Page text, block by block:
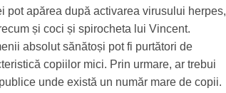
pot apărea după activarea virusului herpes,
și coci și spirocheta lui Vincent.
absolut sănătoși pot fi purtători de
copiilor mici. Prin urmare, ar trebui
unde există un număr mare de copii.